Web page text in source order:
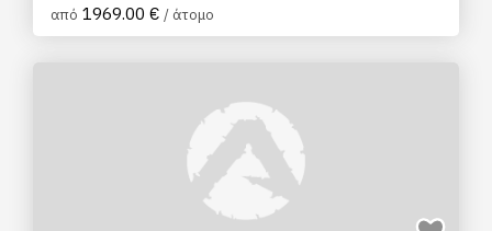
από 1969.00 € / άτομο